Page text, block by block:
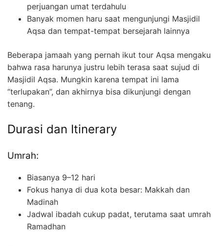
perjuangan umat terdahulu
Banyak momen haru saat mengunjungi Masjidil
Aqsa dan tempat-tempat bersejarah lainnya
Beberapa jamaah yang pernah ikut tour Aqsa mengaku
bahwa rasa harunya justru lebih terasa saat sujud di
Masjidil Aqsa. Mungkin karena tempat ini lama
“terlupakan”, dan akhirnya bisa dikunjungi dengan
tenang.
Durasi dan Itinerary
Umrah:
Biasanya 9–12 hari
Fokus hanya di dua kota besar: Makkah dan
Madinah
Jadwal ibadah cukup padat, terutama saat umrah
Ramadhan